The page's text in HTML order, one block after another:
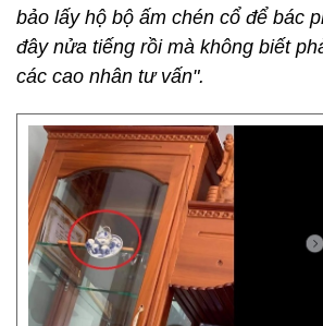
bảo lấy hộ bộ ấm chén cổ để bác
đây nửa tiếng rồi mà không biết
các cao nhân tư vấn".